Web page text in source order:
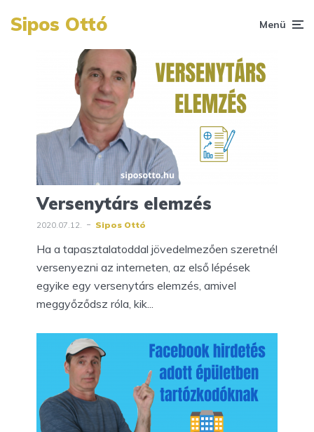
Sipos Ottó Menü
Versenytárs elemzés
2020.07.12. Sipos Ottó
Ha a tapasztalatoddal jövedelmezően szeretnél
versenyezni az interneten, az első lépések
egyike egy versenytárs elemzés, amivel
meggyőződsz róla, kik...